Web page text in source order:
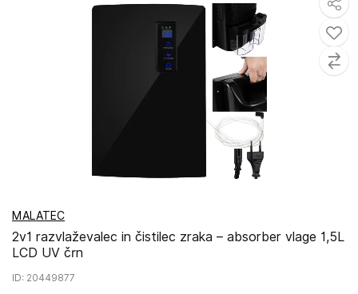
MALATEC
2v1 razvlaževalec in čistilec zraka – absorber vlage 1,5L
LCD UV črn
ID: 20449877